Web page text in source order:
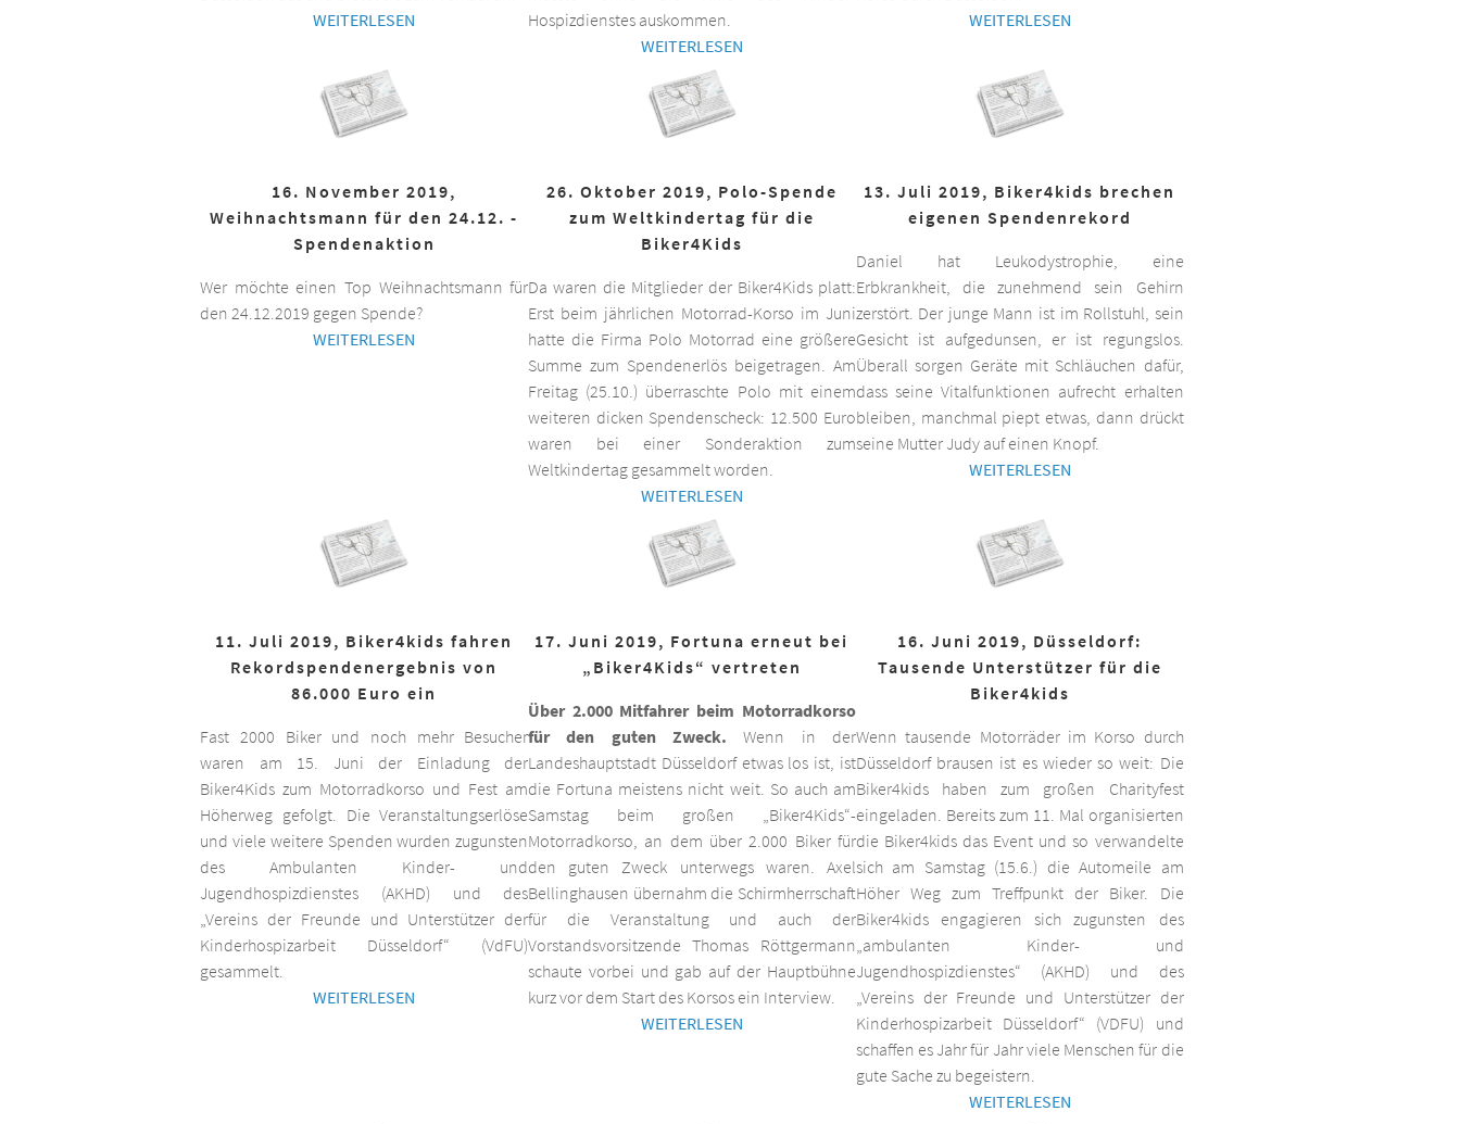
WEITERLESEN
Hospizdienstes auskommen.
WEITERLESEN
WEITERLESEN
16. November 2019,
Weihnachtsmann für den 24.12. -
Spendenaktion
Wer möchte einen Top Weihnachtsmann für
den 24.12.2019 gegen Spende?
WEITERLESEN
26. Oktober 2019, Polo-Spende
zum Weltkindertag für die
Biker4Kids
Da waren die Mitglieder der Biker4Kids platt:
Erst beim jährlichen Motorrad-Korso im Juni
hatte die Firma Polo Motorrad eine größere
Summe zum Spendenerlös beigetragen. Am
Freitag (25.10.) überraschte Polo mit einem
weiteren dicken Spendenscheck: 12.500 Euro
waren bei einer Sonderaktion zum
Weltkindertag gesammelt worden.
WEITERLESEN
13. Juli 2019, Biker4kids brechen
eigenen Spendenrekord
Daniel hat Leukodystrophie, eine
Erbkrankheit, die zunehmend sein Gehirn
zerstört. Der junge Mann ist im Rollstuhl, sein
Gesicht ist aufgedunsen, er ist regungslos.
Überall sorgen Geräte mit Schläuchen dafür,
dass seine Vitalfunktionen aufrecht erhalten
bleiben, manchmal piept etwas, dann drückt
seine Mutter Judy auf einen Knopf.
WEITERLESEN
11. Juli 2019, Biker4kids fahren
Rekordspendenergebnis von
86.000 Euro ein
Fast 2000 Biker und noch mehr Besucher
waren am 15. Juni der Einladung der
Biker4Kids zum Motorradkorso und Fest am
Höherweg gefolgt. Die Veranstaltungserlöse
und viele weitere Spenden wurden zugunsten
des Ambulanten Kinder- und
Jugendhospizdienstes (AKHD) und des
„Vereins der Freunde und Unterstützer der
Kinderhospizarbeit Düsseldorf“ (VdFU)
gesammelt.
WEITERLESEN
17. Juni 2019, Fortuna erneut bei
„Biker4Kids“ vertreten
Über 2.000 Mitfahrer beim Motorradkorso
für den guten Zweck. Wenn in der
Landeshauptstadt Düsseldorf etwas los ist, ist
die Fortuna meistens nicht weit. So auch am
Samstag beim großen „Biker4Kids“-
Motorradkorso, an dem über 2.000 Biker für
den guten Zweck unterwegs waren. Axel
Bellinghausen übernahm die Schirmherrschaft
für die Veranstaltung und auch der
Vorstandsvorsitzende Thomas Röttgermann
schaute vorbei und gab auf der Hauptbühne
kurz vor dem Start des Korsos ein Interview.
WEITERLESEN
16. Juni 2019, Düsseldorf:
Tausende Unterstützer für die
Biker4kids
Wenn tausende Motorräder im Korso durch
Düsseldorf brausen ist es wieder so weit: Die
Biker4kids haben zum großen Charityfest
eingeladen. Bereits zum 11. Mal organisierten
die Biker4kids das Event und so verwandelte
sich am Samstag (15.6.) die Automeile am
Höher Weg zum Treffpunkt der Biker. Die
Biker4kids engagieren sich zugunsten des
„ambulanten Kinder- und
Jugendhospizdienstes“ (AKHD) und des
„Vereins der Freunde und Unterstützer der
Kinderhospizarbeit Düsseldorf“ (VDFU) und
schaffen es Jahr für Jahr viele Menschen für die
gute Sache zu begeistern.
WEITERLESEN